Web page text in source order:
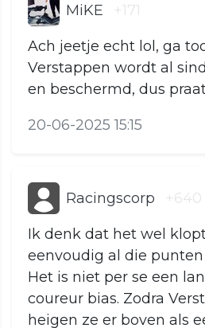
MiKE +171
Ach jeetje echt lol, ga
Verstappen wordt al
en beschermd, dus
20-06-2025 15:15
Racingscorp +640
Ik denk dat het wel
eenvoudig al die
Het is niet per se een
coureur bias. Zodra
heigen ze er boven als